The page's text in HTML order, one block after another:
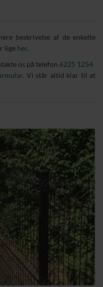
beskrivelse af de enkelte
lige her.
os på telefon 6225 1254
. Vi står altid klar til at